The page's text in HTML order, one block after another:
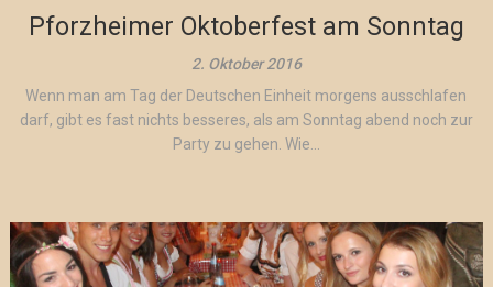
Pforzheimer Oktoberfest am Sonntag
2. Oktober 2016
Wenn man am Tag der Deutschen Einheit morgens ausschlafen
darf, gibt es fast nichts besseres, als am Sonntag abend noch zur
Party zu gehen. Wie...